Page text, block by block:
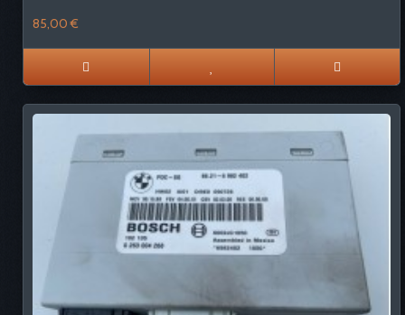
85,00 €